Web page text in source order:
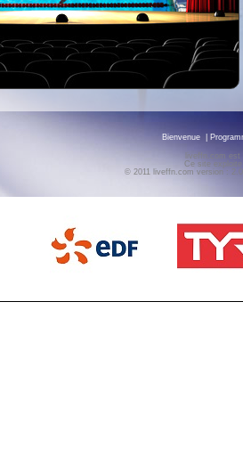
Bienvenue
liveffn.com
Ce site
© 2011 liveffn.com version :